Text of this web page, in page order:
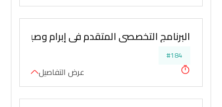
البرنامج التخصصي المتقدم في إبرام وصياغة
#184
عرض التفاصيل